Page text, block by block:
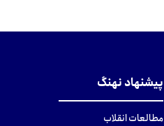
پیشنهاد نهنگ
مطالعات انقلاب